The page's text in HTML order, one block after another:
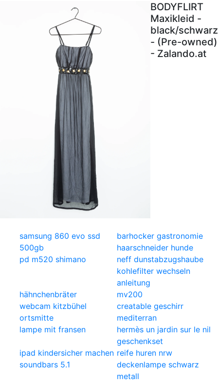
BODYFLIRT
Maxikleid -
black/schwarz
- (Pre-owned)
- Zalando.at
samsung 860 evo ssd
500gb
barhocker gastronomie
haarschneider hunde
pd m520 shimano
neff dunstabzugshaube
kohlefilter wechseln
anleitung
hähnchenbräter
mv200
webcam kitzbühel
ortsmitte
creatable geschirr
mediterran
lampe mit fransen
hermès un jardin sur le nil
geschenkset
ipad kindersicher machen reife huren nrw
soundbars 5.1
deckenlampe schwarz
metall